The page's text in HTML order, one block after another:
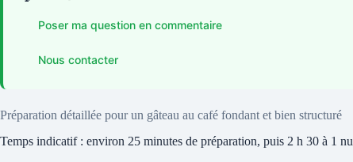
Poser ma question en commentaire
Nous contacter
Préparation détaillée pour un gâteau au café fondant et bien structuré
Temps indicatif : environ 25 minutes de préparation, puis 2 h 30 à 1